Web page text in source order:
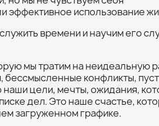
эффективное использование
времени и научим его
мы тратим на неидеальную
конфликты,
наши цели, мечты, ожидания,
дел. Это наше счастье,
загруженном графике.